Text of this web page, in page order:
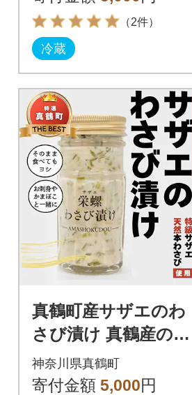
（2件）
冷蔵
真鶴町産サザエのわ
さび漬け 真鶴産の海
鮮を使用【漁師の手作
り】
神奈川県真鶴町
寄付金額 5,000円